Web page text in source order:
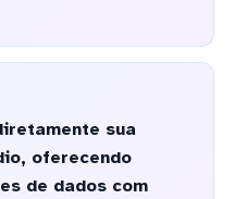
sua
oferecendo
de dados com